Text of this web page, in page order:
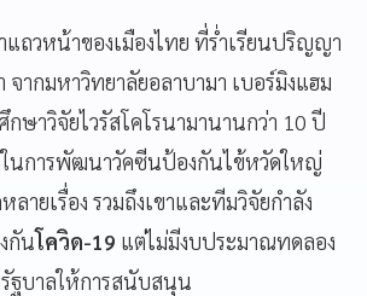
แถวหน้าของเมืองไทย ที่ร่ำเรียนปริญญา
จากมหาวิทยาลัยอลาบามา เบอร์มิงแฮม
กษาวิจัยไวรัสโคโรนามานานกว่า 10 ปี
ในการพัฒนาวัคซีนป้องกันไข้หวัดใหญ่
ายเรื่อง รวมถึงเขาและทีมวิจัยกำลัง
กันโควิด-19 แต่ไม่มีงบประมาณทดลอง
ฐบาลให้การสนับสนุน